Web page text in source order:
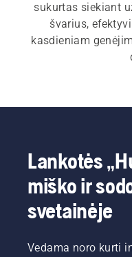
sukurtas siekiant
švarius,
kasdieniam
Lankotės
miško ir
svetainėje
Vedama noro kurti